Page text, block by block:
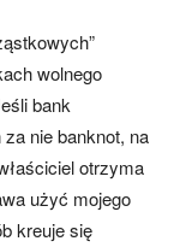
wolnego
bank
nie banknot, na
otrzyma
użyć mojego
kreuje się